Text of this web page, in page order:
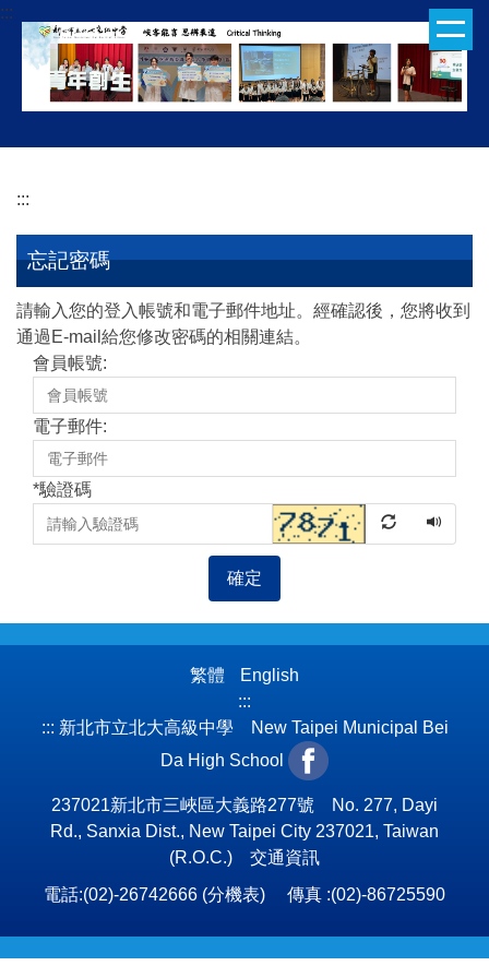
跳
到
容
:::
:::
忘記密碼
請輸入您的登入帳號和電子郵件地址。經確認後，您將收到
通過E-mail給您修改密碼的相關連結。
會員帳號:
電子郵件:
*驗證碼
確定
繁體
English
:::
::: 新北市立北大高級中學 New Taipei Municipal Bei
Da High School
237021新北市三峽區大義路277號 No. 277, Dayi
Rd., Sanxia Dist., New Taipei City 237021, Taiwan
(R.O.C.) 交通資訊
電話:(02)-26742666 (分機表) 傳真 :(02)-86725590